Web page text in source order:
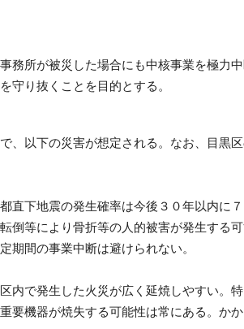
務所が被災した場合にも中核事業を極力
守り抜くことを目的とする。
以下の災害が想定される。なお、目黒
下地震の発生確率は今後３０年以内に
倒等により骨折等の人的被害が発生する
期間の事業中断は避けられない。
内で発生した火災が広く延焼しやすい。
要機器が焼失する可能性は常にある。か